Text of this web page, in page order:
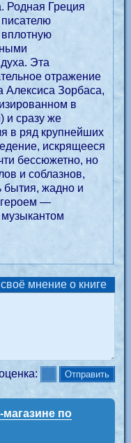
Родная Греция
Эта
отражение
Алексиса Зорбаса,
в
и сразу же
в ряд крупнейших
искрящееся
бессюжетно, но
и соблазнов,
бытия, жадно и
—
мнение о книге
магазине по